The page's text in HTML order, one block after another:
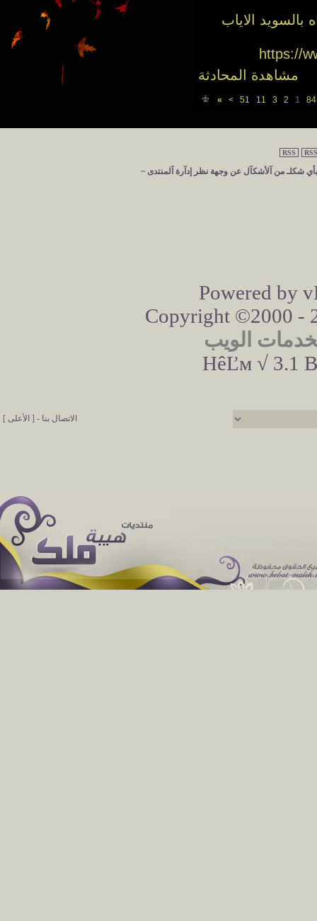
بالسويد الاياب
https://
مشاهدة المحادثة
1
2
3
11
51
>
»
RSS
شكلـ من آلأشكآل عن وجهة نظر إدآرة آلمنتدى ~
Powered by
Copyright ©2000 -
الويب
HêĽм √ 3.1
الاتصال بنا - [ الأعلى ]